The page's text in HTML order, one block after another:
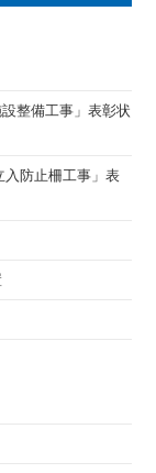
整備工事」表彰状
入防止柵工事」表